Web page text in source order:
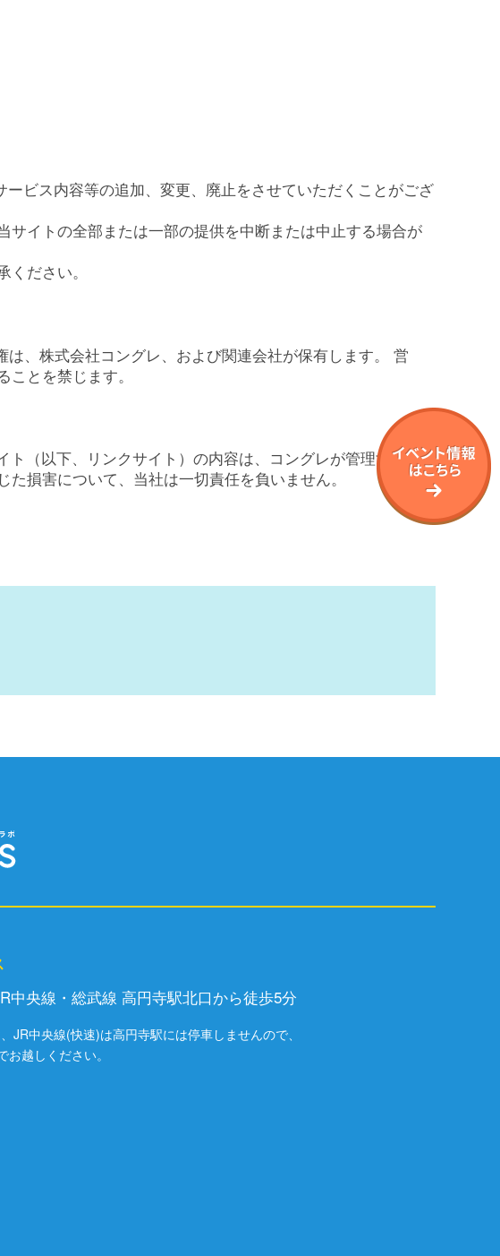
団体利用
すべてのお知らせ
お知らせ
お問い合わせ
ビス内容等の追加、変更、廃止をさせていただくことがござ
イトの全部または一部の提供を中断または中止する場合が
ださい。
、株式会社コングレ、および関連会社が保有します。 営
とを禁じます。
（以下、リンクサイト）の内容は、コングレが管理するも
損害について、当社は一切責任を負いません。
中央線・総武線 高円寺駅北口から徒歩5分
JR中央線(快速)は高円寺駅には停車しませんので、
お越しください。